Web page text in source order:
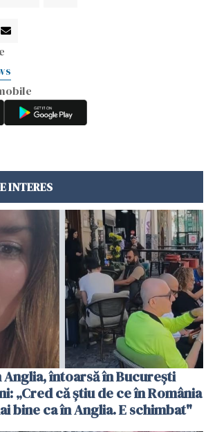
INTERES
Anglia, întoarsă în București
„Cred că știu de ce în România
bine ca în Anglia. E schimbat"